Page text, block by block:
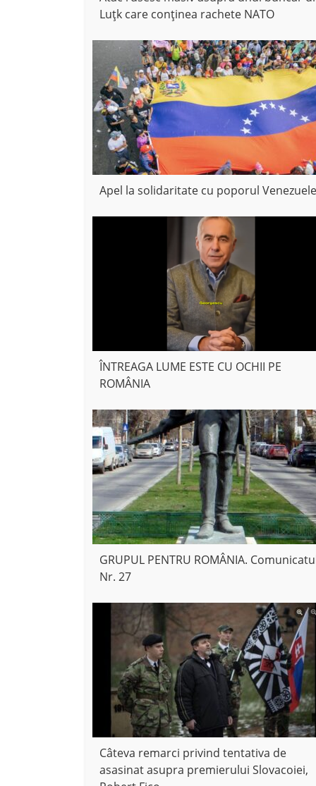
Luțk care conținea rachete NATO
Apel la solidaritate cu poporul
ÎNTREAGA LUME ESTE CU OCHII PE
ROMÂNIA
GRUPUL PENTRU ROMÂNIA.
Nr. 27
Câteva remarci privind tentativa de
asasinat asupra premierului Slovacoiei,